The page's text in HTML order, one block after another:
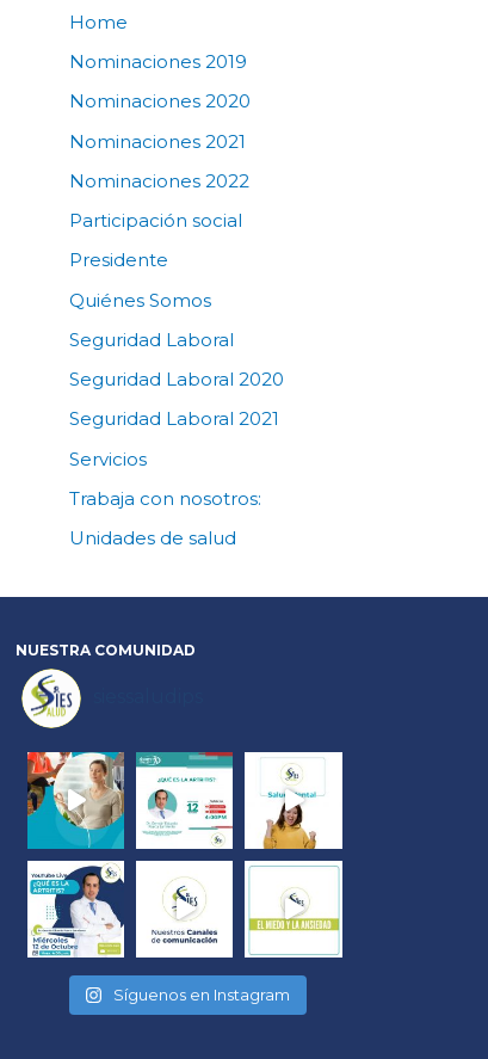
Home
Nominaciones 2019
Nominaciones 2020
Nominaciones 2021
Nominaciones 2022
Participación social
Presidente
Quiénes Somos
Seguridad Laboral
Seguridad Laboral 2020
Seguridad Laboral 2021
Servicios
Trabaja con nosotros:
Unidades de salud
NUESTRA COMUNIDAD
Síguenos en Instagram